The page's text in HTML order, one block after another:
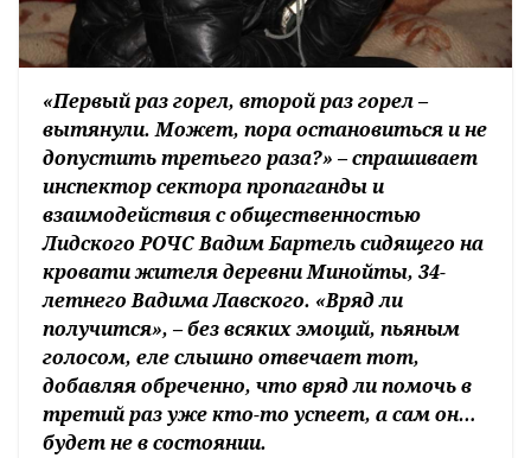
«Первый раз горел, второй раз горел –
вытянули. Может, пора остановиться и не
допустить третьего раза?» – спрашивает
инспектор сектора пропаганды и
взаимодействия с общественностью
Лидского РОЧС Вадим Бартель сидящего на
кровати жителя деревни Минойты, 34-
летнего Вадима Лавского. «Вряд ли
получится», – без всяких эмоций, пьяным
голосом, еле слышно отвечает тот,
добавляя обреченно, что вряд ли помочь в
третий раз уже кто-то успеет, а сам он…
будет не в состоянии.